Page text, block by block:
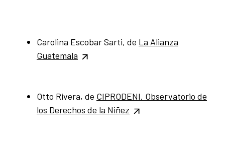
Carolina Escobar Sarti, de La Alianza
Guatemala
Otto Rivera, de CIPRODENI. Observatorio de
los Derechos de la Niñez